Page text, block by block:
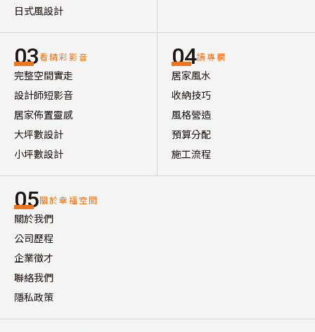
日式風設計
03看精彩影音
完整空間實走
設計師短影音
居家佈置靈感
大坪數設計
小坪數設計
04讀專欄
居家風水
收納技巧
風格營造
預算分配
施工流程
05關於幸福空間
關於我們
公司歷程
企業徵才
聯絡我們
隱私政策